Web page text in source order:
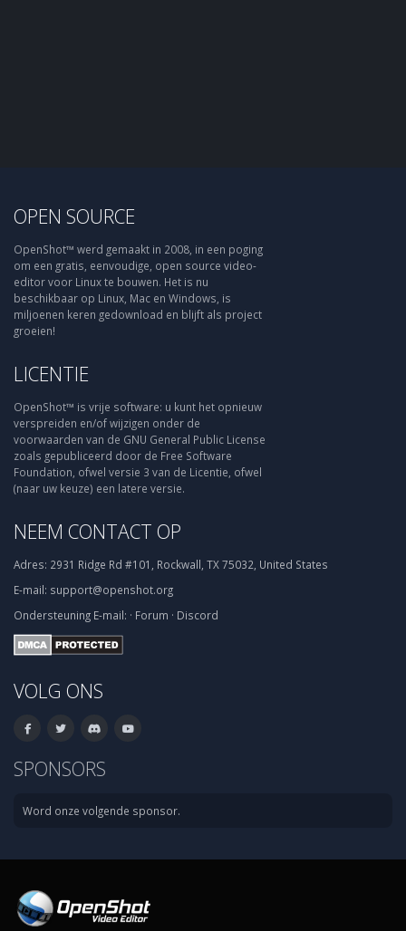
OPEN SOURCE
OpenShot™ werd gemaakt in 2008, in een poging
om een gratis, eenvoudige, open source video-
editor voor Linux te bouwen. Het is nu
beschikbaar op Linux, Mac en Windows, is
miljoenen keren gedownload en blijft als project
groeien!
LICENTIE
OpenShot™ is vrije software: u kunt het opnieuw
verspreiden en/of wijzigen onder de
voorwaarden van de GNU General Public License
zoals gepubliceerd door de Free Software
Foundation, ofwel versie 3 van de Licentie, ofwel
(naar uw keuze) een latere versie.
NEEM CONTACT OP
Adres: 2931 Ridge Rd #101, Rockwall, TX 75032, United States
E-mail: support@openshot.org
Ondersteuning E-mail: · Forum · Discord
VOLG ONS
SPONSORS
Word onze volgende sponsor.